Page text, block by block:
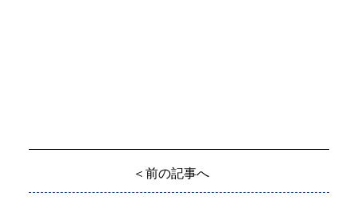
＜前の記事へ